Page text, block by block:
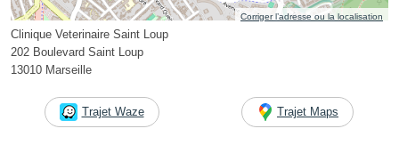
Corriger l’adresse ou la localisation
Clinique Veterinaire Saint Loup
202 Boulevard Saint Loup
13010 Marseille
Trajet Waze Trajet Maps